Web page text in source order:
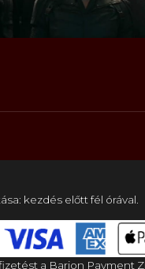
kezdés előtt fél órával.
a Barion Payment